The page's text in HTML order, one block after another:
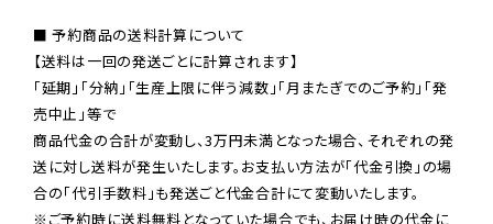
■ 予約商品の送料計算について
【送料は一回の発送ごとに計算されます】
「延期」「分納」「生産上限に伴う減数」「月またぎでのご予約」「発
売中止」等で
商品代金の合計が変動し、3万円未満となった場合、それぞれの発
送に対し送料が発生いたします。お支払い方法が「代金引換」の場
※ご予約時に送料無料となっていた場合でも、お届け時の代金に